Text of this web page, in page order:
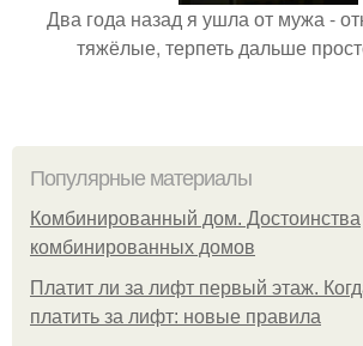
Два года назад я ушла от мужа -
тяжёлые, терпеть дальше
Популярные материалы
Комбинированный дом. Достоинства
комбинированных домов
Платит ли за лифт первый этаж.
платить за лифт: новые правила